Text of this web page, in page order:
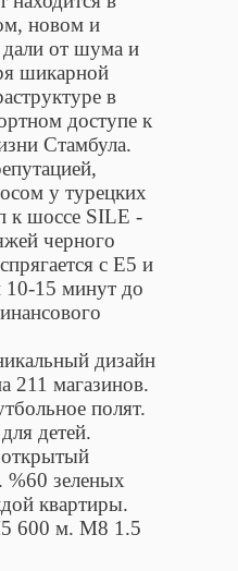
новом и
от шума и
шикарной
в
доступе к
Стамбула.
у турецких
к шоссе SILE -
черного
с Е5 и
10-15 минут до
дизайн
211 магазинов.
полят.
детей.
%60 зеленых
квартиры.
600 м. М8 1.5